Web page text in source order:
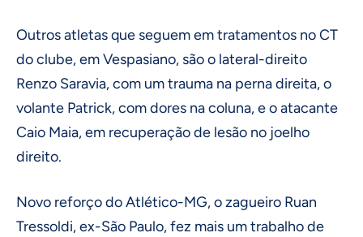
Outros atletas que seguem em tratamentos no CT
do clube, em Vespasiano, são o lateral-direito
Renzo Saravia, com um trauma na perna direita, o
volante Patrick, com dores na coluna, e o atacante
Caio Maia, em recuperação de lesão no joelho
direito.
Novo reforço do Atlético-MG, o zagueiro Ruan
Tressoldi, ex-São Paulo, fez mais um trabalho de